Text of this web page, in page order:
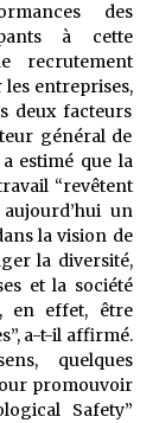
conte
est vide
les contes et à
des
à cette
recrutement
les entreprises,
deux facteurs
général de
estimé que la
“revêtent
un
la vision de
la diversité,
et la société
en effet, être
a-t-il affirmé.
quelques
promouvoir
Safety”